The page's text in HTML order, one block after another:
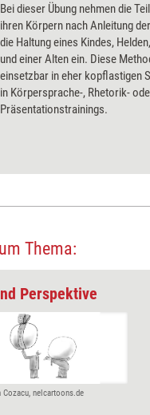
Bei dieser Übung nehmen die
ihren Körpern nach Anleitung
die Haltung eines Kindes,
und einer Alten ein. Diese
einsetzbar in eher kopflastigen
in Körpersprache-, Rhetorik-
Präsentationstrainings.
Thema:
Perspektive
Cozacu, nelcartoons.de